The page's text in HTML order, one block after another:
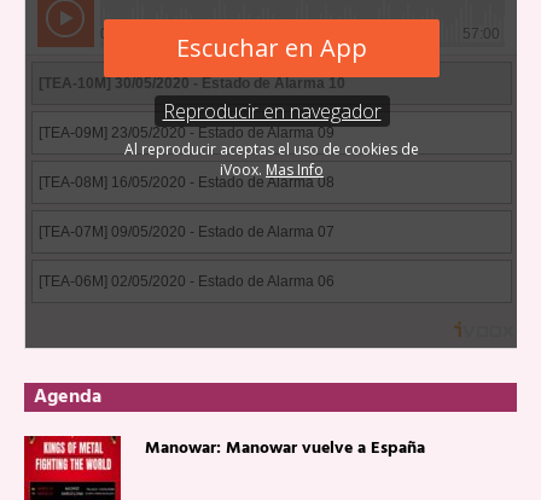
Agenda
Manowar: Manowar vuelve a España